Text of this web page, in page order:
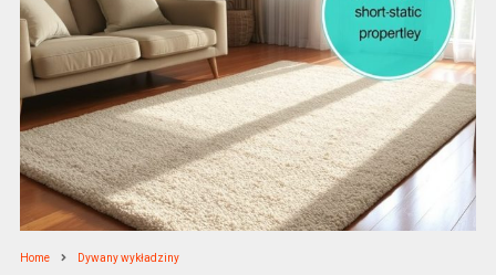
Home Dywany wykładziny